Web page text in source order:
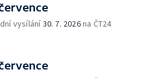
vysílání30. 7. 2026na ČT24